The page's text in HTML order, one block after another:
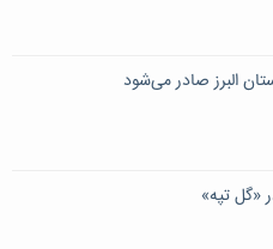
البرز صادر می‌شود
«گل تپه»